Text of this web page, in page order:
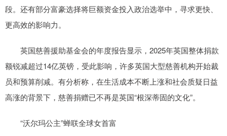
段。还有部分富豪选择将巨额资金投入政治选举中，寻求更快、
更高效的影响力。
英国慈善援助基金会的年度报告显示，2025年英国整体捐款
额锐减超过14亿英镑，受此影响，许多英国大型慈善机构开始裁
员和预算削减。有分析称，在生活成本不断上涨和社会质疑日益
高涨的背景下，慈善捐赠已不再是英国“根深蒂固的文化”。
“沃尔玛公主”蝉联全球女首富